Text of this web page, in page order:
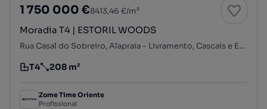
1 750 000 €8413,46 €/m²
Moradia T4 | ESTORIL WOODS
Rua Casal do Sobreiro, Alapraia - Livramento, Cascais e Estoril, Cascais, Lisboa
Tipologia
T4
Preço por metro quadrado
208 m²
Zome Time Oriente
Profissional